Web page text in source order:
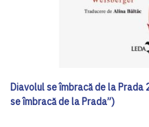
Diavolul se îmbracă de la Prada
se îmbracă de la Prada”)